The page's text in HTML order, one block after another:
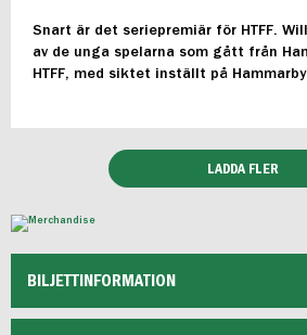
Snart är det seriepremiär för HTFF.
av de unga spelarna som gått från
HTFF, med siktet inställt på
LADDA FLER
BILJETTINFORMATION